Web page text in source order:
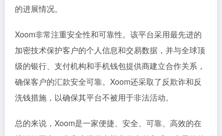
的进展情况。
Xoom非常注重安全性和可靠性。该平台采用最先进的
加密技术保护客户的个人信息和交易数据，并与全球顶
级的银行、支付机构和手机钱包提供商建立合作关系，
确保客户的汇款安全可靠。Xoom还采取了反欺诈和反
洗钱措施，以确保其平台不被用于非法活动。
总的来说，Xoom是一家便捷、安全、可靠、高效的在